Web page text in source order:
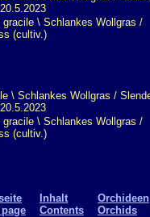
gracile \ Schlankes Wollgras /
(cultiv.)
gracile \ Schlankes Wollgras /
(cultiv.)
Inhalt
Contents
Orchideen
Orchids